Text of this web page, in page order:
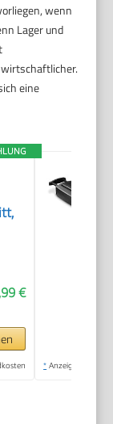
wenn
Lager und
eine
€
* Anzeige